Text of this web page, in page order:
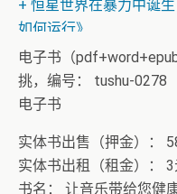
+ 恒星世界在暴力中诞
如何运行》
+ 恭喜IP为
理系统核心算法》众筹一
电子书（
挑，编号： tushu-0278
电子书
实体书出售（押金）：
实体书出租（租金）：
书名： 让音乐带给您健